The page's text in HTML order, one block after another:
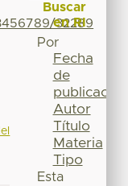
32289
Buscar
en RI
Por
Fecha
de
publicación
Autor
Título
Materia
Tipo
Esta